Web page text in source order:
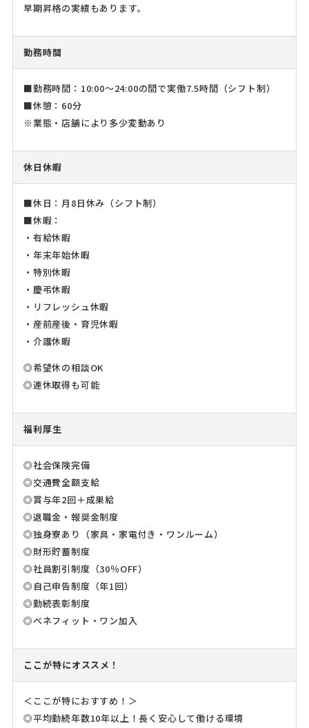
早期昇格の実績もあります。
勤務時間
■勤務時間：10:00～24:00の間で実働7.5時間（シフト制）
■休憩：60分
※業態・店舗により多少変動あり
休日休暇
■休日：月8日休み（シフト制）
■休暇：
・有給休暇
・年末年始休暇
・特別休暇
・慶弔休暇
・リフレッシュ休暇
・産前産後・育児休暇
・介護休暇
◎希望休の相談OK
◎連休取得も可能
福利厚生
◎社会保険完備
◎交通費全額支給
◎賞与年2回＋成果給
◎退職金・報奨金制度
◎独身寮あり（家具・家電付き・ワンルーム）
◎財形貯蓄制度
◎社員割引制度（30％OFF）
◎自己申告制度（年1回）
◎勤続表彰制度
◎ベネフィット・ワン加入
ここが特にオススメ！
＜ここが特におすすめ！＞
◎平均勤続年数10年以上！長く安心して働ける環境